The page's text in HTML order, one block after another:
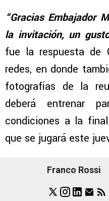
“Gracias Embajador
la invitación, un
fue la respuesta de
redes, en donde
fotografías de la
deberá entrenar
condiciones a la
que se jugará este
Franco Rossi